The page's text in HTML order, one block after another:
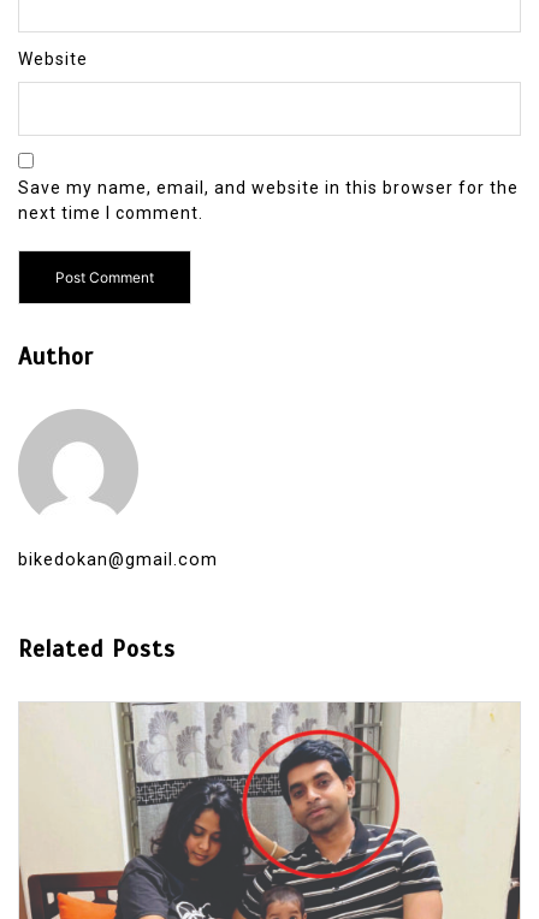
Website
Save my name, email, and website in this browser for the
next time I comment.
Author
bikedokan@gmail.com
Related Posts